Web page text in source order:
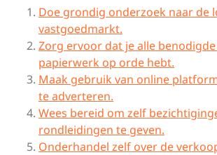
Doe grondig onderzoek naar de
vastgoedmarkt.
Zorg ervoor dat je alle
papierwerk op orde hebt.
Maak gebruik van online
te adverteren.
Wees bereid om zelf
rondleidingen te geven.
Onderhandel zelf over de